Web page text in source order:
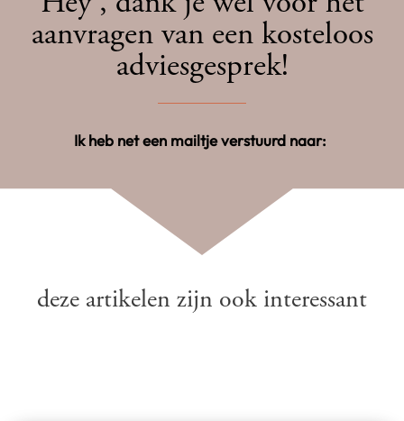
aanvragen van een kosteloos
adviesgesprek!
Ik heb net een mailtje verstuurd naar:
deze artikelen zijn ook interessant